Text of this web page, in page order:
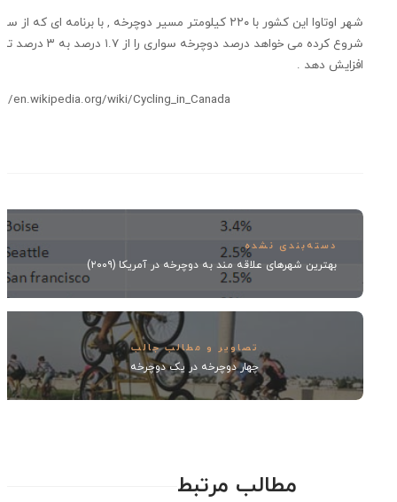
این کشور با ۲۲۰ کیلومتر مسیر دوچرخه
با برنامه ای که از سال ۲۰۰۱
شروع کرده می خواهد درصد دوچرخه سواری را از ۱.۷ درصد به ۳ درصد تا سال ۲۰۲۱
دهد .
http://en.wikipedia.org/wiki/Cycling_in_Canada
:
دسته‌بندی نشده
بهترین شهرهای علاقه مند به دوچرخه در آمریکا (۲۰۰۹)
تصاویر و مطالب جالب
چهار دوچرخه در یک دوچرخه
مطالب مرتبط